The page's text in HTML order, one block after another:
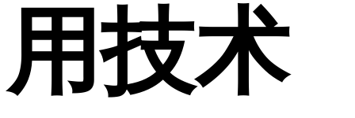
用技术